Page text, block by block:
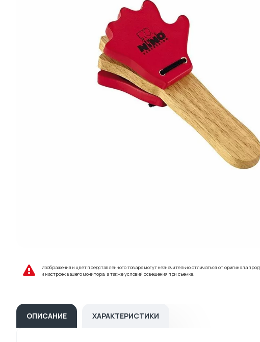
Изображения и цвет представленного товара могут незначительно отличаться от оригинала
и настроек вашего монитора, а также условий освещения при съемке.
ОПИСАНИЕ ХАРАКТЕРИСТИКИ